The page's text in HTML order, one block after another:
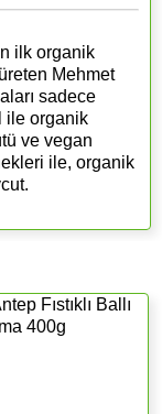
ilk organik
Mehmet
sadece
ile organik
ve vegan
ile, organik
Fıstıklı Ballı
400g